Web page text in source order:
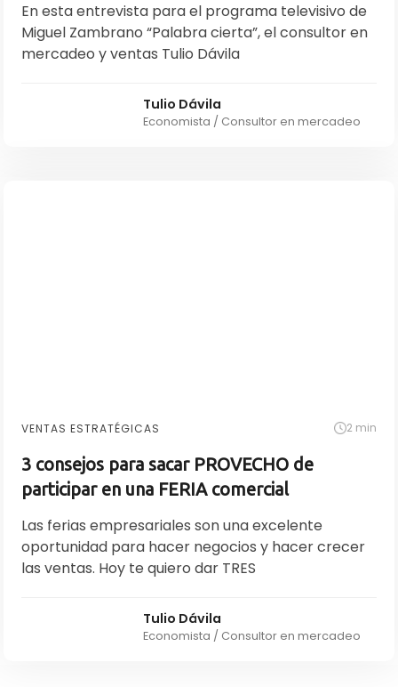
En esta entrevista para el programa televisivo de
Miguel Zambrano “Palabra cierta”, el consultor en
mercadeo y ventas Tulio Dávila
Tulio Dávila
Economista / Consultor en mercadeo
VENTAS ESTRATÉGICAS 2 min
3 consejos para sacar PROVECHO de
participar en una FERIA comercial
Las ferias empresariales son una excelente
oportunidad para hacer negocios y hacer crecer
las ventas. Hoy te quiero dar TRES
Tulio Dávila
Economista / Consultor en mercadeo